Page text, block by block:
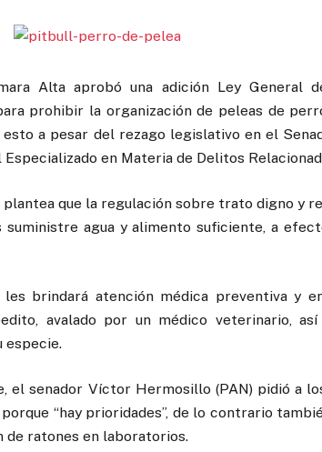
Alta aprobó una adición Ley General
prohibir la organización de peleas de
a pesar del rezago legislativo en el
Especializado en Materia de Delitos
que la regulación sobre trato digno y
suministre agua y alimento suficiente, a
les brindará atención médica preventiva y
avalado por un médico veterinario,
especie.
el senador Víctor Hermosillo (PAN) pidió a
“hay prioridades”, de lo contrario
de ratones en laboratorios.